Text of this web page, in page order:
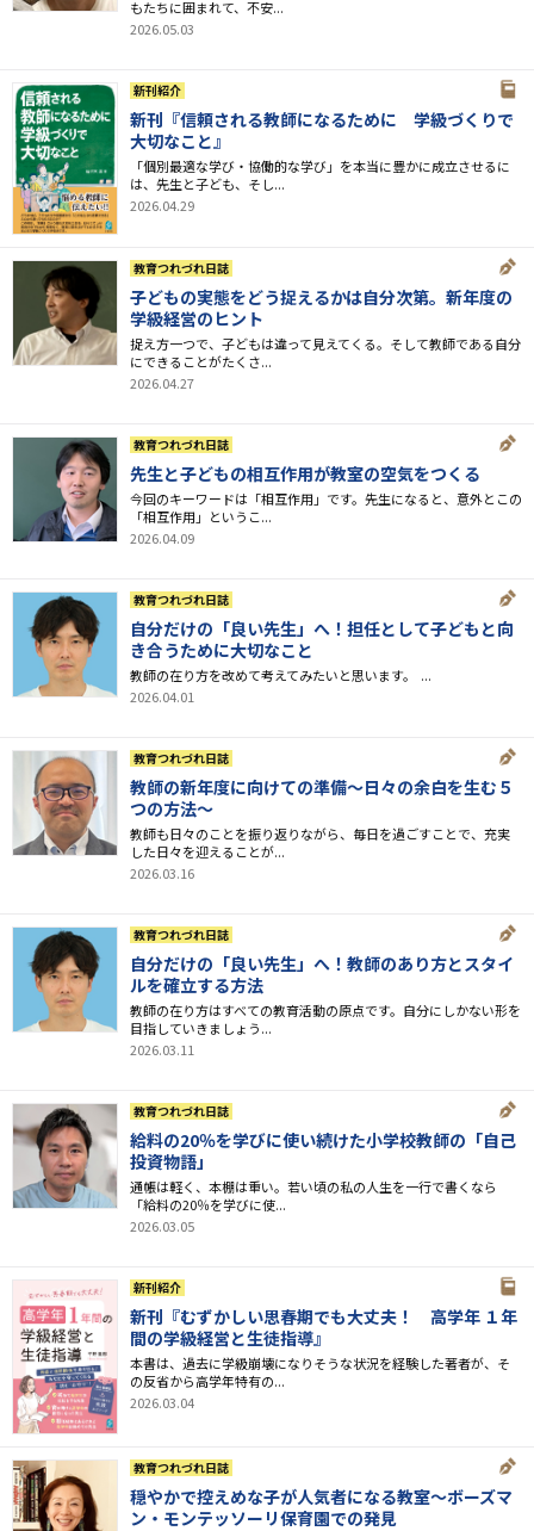
もたちに囲まれて、不安...
2026.05.03
新刊紹介
新刊『信頼される教師になるために 学級づくりで
大切なこと』
「個別最適な学び・協働的な学び」を本当に豊かに成立させるに
は、先生と子ども、そし...
2026.04.29
教育つれづれ日誌
子どもの実態をどう捉えるかは自分次第。新年度の
学級経営のヒント
捉え方一つで、子どもは違って見えてくる。そして教師である自分
にできることがたくさ...
2026.04.27
教育つれづれ日誌
先生と子どもの相互作用が教室の空気をつくる
今回のキーワードは「相互作用」です。先生になると、意外とこの
「相互作用」というこ...
2026.04.09
教育つれづれ日誌
自分だけの「良い先生」へ！担任として子どもと向
き合うために大切なこと
教師の在り方を改めて考えてみたいと思います。 ...
2026.04.01
教育つれづれ日誌
教師の新年度に向けての準備〜日々の余白を生む５
つの方法〜
教師も日々のことを振り返りながら、毎日を過ごすことで、充実
した日々を迎えることが...
2026.03.16
教育つれづれ日誌
自分だけの「良い先生」へ！教師のあり方とスタイ
ルを確立する方法
教師の在り方はすべての教育活動の原点です。自分にしかない形を
目指していきましょう...
2026.03.11
教育つれづれ日誌
給料の20％を学びに使い続けた小学校教師の「自己
投資物語」
通帳は軽く、本棚は重い。若い頃の私の人生を一行で書くなら
「給料の20％を学びに使...
2026.03.05
新刊紹介
新刊『むずかしい思春期でも大丈夫！ 高学年 １年
間の学級経営と生徒指導』
本書は、過去に学級崩壊になりそうな状況を経験した著者が、そ
の反省から高学年特有の...
2026.03.04
教育つれづれ日誌
穏やかで控えめな子が人気者になる教室～ボーズマ
ン・モンテッソーリ保育園での発見